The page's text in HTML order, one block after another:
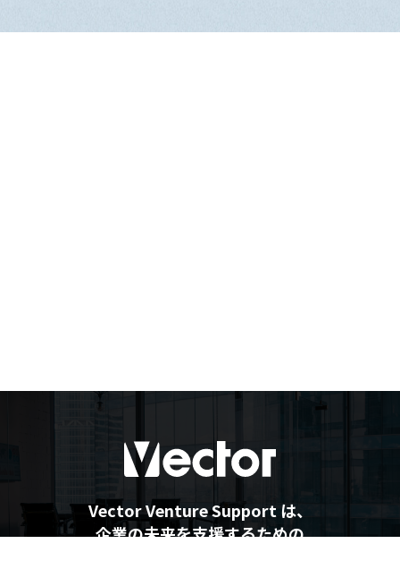
Vector Venture Support は、
企業の未来を支援するための